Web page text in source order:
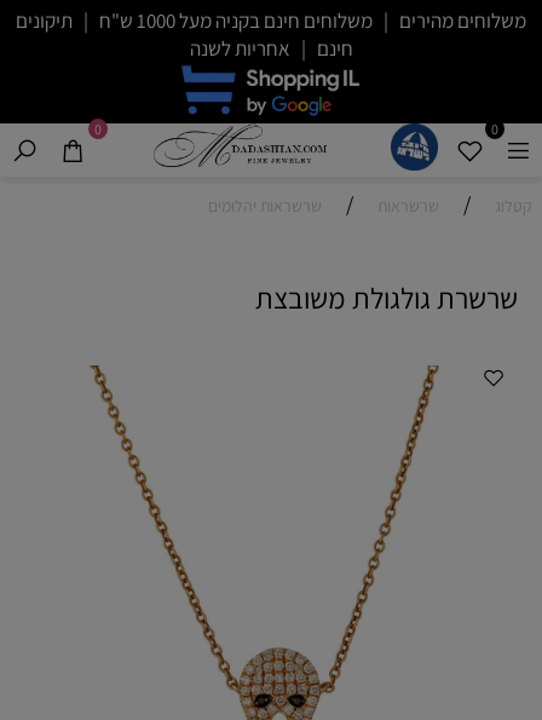
משלוחים מהירים | משלוחים חינם בקניה מעל 1000 ש"ח | תיקונים
חינם | אחריות לשנה
0
0
קטלוג / שרשראות / שרשראות יהלומים
שרשרת גולגולת משובצת